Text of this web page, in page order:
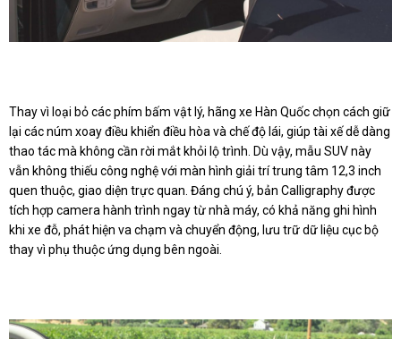
Thay vì loại bỏ các phím bấm vật lý, hãng xe Hàn Quốc chọn cách giữ
lại các núm xoay điều khiển điều hòa và chế độ lái, giúp tài xế dễ dàng
thao tác mà không cần rời mắt khỏi lộ trình. Dù vậy, mẫu SUV này
vẫn không thiếu công nghệ với màn hình giải trí trung tâm 12,3 inch
quen thuộc, giao diện trực quan. Đáng chú ý, bản Calligraphy được
tích hợp camera hành trình ngay từ nhà máy, có khả năng ghi hình
khi xe đỗ, phát hiện va chạm và chuyển động, lưu trữ dữ liệu cục bộ
thay vì phụ thuộc ứng dụng bên ngoài.